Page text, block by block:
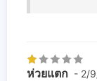
ห่วยแตก - 2/